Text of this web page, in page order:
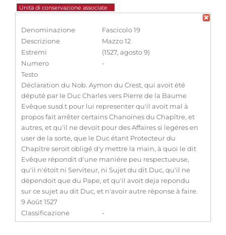
Unità di conservazione associate
Denominazione
Fascicolo 19
Descrizione
Mazzo 12
Estremi
(1527, agosto 9)
Numero
-
Testo
Déclaration du Nob. Aymon du Crest, qui avoit été
député par le Duc Charles vers Pierre de la Baume
Evêque susd.t pour lui representer qu'il avoit mal à
propos fait arrêter certains Chanoines du Chapître, et
autres, et qu'il ne devoit pour des Affaires si legéres en
user de la sorte, que le Duc étant Protecteur du
Chapître seroit obligé d'y mettre la main, à quoi le dit
Evêque répondit d'une maniére peu respectueuse,
qu'il n'étoit ni Serviteur, ni Sujet du dit Duc, qu'il ne
dépendoit que du Pape, et qu'il avoit deja repondu
sur ce sujet au dit Duc, et n'avoir autre réponse à faire.
9 Août 1527
Classificazione
-